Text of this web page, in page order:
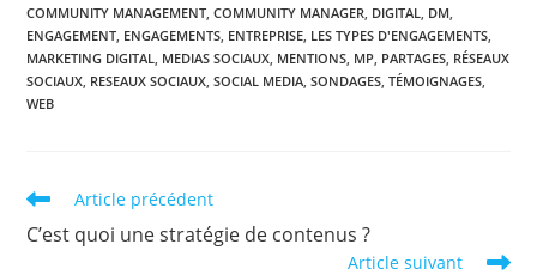
COMMUNITY MANAGEMENT COMMUNITY MANAGER DIGITAL DM
ENGAGEMENT ENGAGEMENTS ENTREPRISE LES TYPES D'ENGAGEMENTS
MARKETING DIGITAL
MEDIAS SOCIAUX MENTIONS MP PARTAGES RÉSEAUX
SOCIAUX RESEAUX SOCIAUX SOCIAL MEDIA SONDAGES TÉMOIGNAGES
WEB
Read
articles
Article précédent
C’est quoi une stratégie de contenus ?
Article suivant